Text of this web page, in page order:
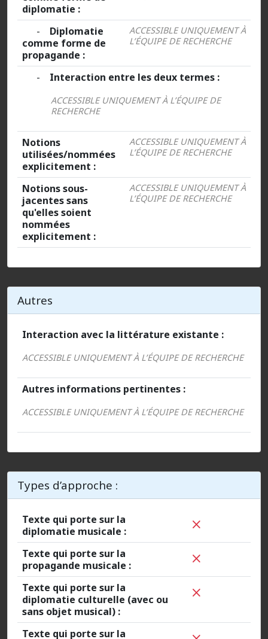
diplomatie :
- Diplomatie
comme forme de
propagande :
ACCESSIBLE UNIQUEMENT À
L’ÉQUIPE DE RECHERCHE
- Interaction entre les deux termes :
ACCESSIBLE UNIQUEMENT À L’ÉQUIPE DE
RECHERCHE
Notions
utilisées/nommées
explicitement :
ACCESSIBLE UNIQUEMENT À
L’ÉQUIPE DE RECHERCHE
Notions sous-
jacentes sans
qu'elles soient
nommées
explicitement :
ACCESSIBLE UNIQUEMENT À
L’ÉQUIPE DE RECHERCHE
Autres
Interaction avec la littérature existante :
ACCESSIBLE UNIQUEMENT À L’ÉQUIPE DE RECHERCHE
Autres informations pertinentes :
ACCESSIBLE UNIQUEMENT À L’ÉQUIPE DE RECHERCHE
Types d’approche :
Texte qui porte sur la
diplomatie musicale :
Texte qui porte sur la
propagande musicale :
Texte qui porte sur la
diplomatie culturelle (avec ou
sans objet musical) :
Texte qui porte sur la